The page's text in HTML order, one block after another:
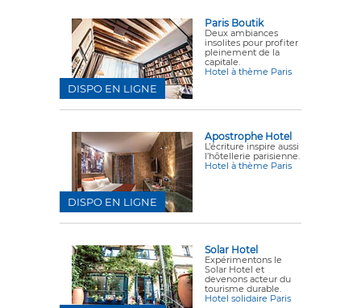
Paris Boutik
Deux ambiances
insolites pour profiter
pleinement de la
capitale.
Hotel à thème Paris
DISPO EN LIGNE
Apostrophe Hotel
L’écriture inspire aussi
l’hôtellerie parisienne.
Hotel à thème Paris
DISPO EN LIGNE
Solar Hotel
Expérimentons le
Solar Hotel et
devenons acteur du
tourisme durable.
Hotel solidaire Paris